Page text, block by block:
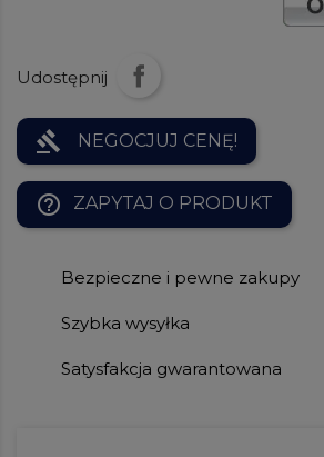
Udostępnij
gavel NEGOCJUJ CENĘ!
help_outline ZAPYTAJ O PRODUKT
Bezpieczne i pewne zakupy
Szybka wysyłka
Satysfakcja gwarantowana